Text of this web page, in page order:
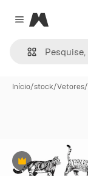
Close menu
Magnific
Início/stock/Vetores/
Premium